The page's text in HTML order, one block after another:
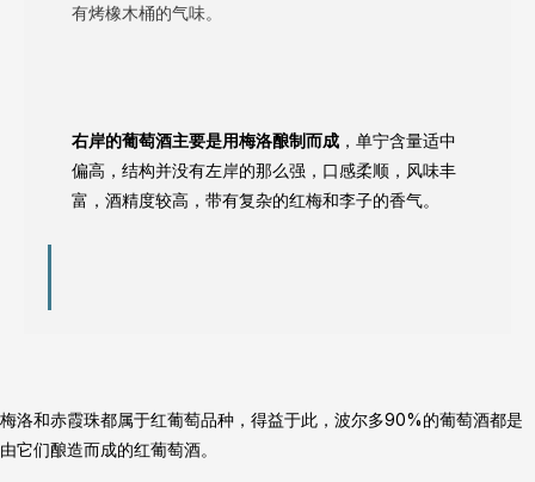
有烤橡木桶的气味。
右岸的葡萄酒主要是用梅洛酿制而成 ，单宁含量适中
偏高，结构并没有左岸的那么强，口感柔顺，风味丰
富，酒精度较高，带有复杂的红梅和李子的香气。
梅洛和赤霞珠都属于红葡萄品种，得益于此，波尔多90%的葡萄酒都是
由它们酿造而成的红葡萄酒。